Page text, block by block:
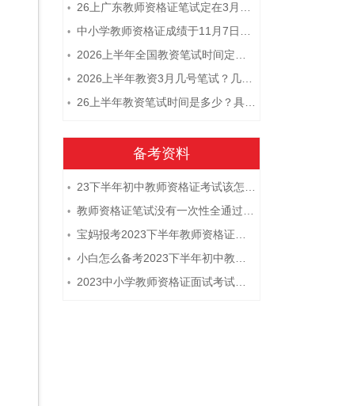
• 26上广东教师资格证笔试定在3月7日！附考试指南
• 中小学教师资格证成绩于11月7日10点查！
• 2026上半年全国教资笔试时间定档！
• 2026上半年教资3月几号笔试？几点开考
• 26上半年教资笔试时间是多少？具体安排表一览
备考资料
• 23下半年初中教师资格证考试该怎么复习？
• 教师资格证笔试没有一次性全通过下次需要重新报考吗？
• 宝妈报考2023下半年教师资格证需要报班备考吗？
• 小白怎么备考2023下半年初中教师资格证笔试？
• 2023中小学教师资格证面试考试注意事项